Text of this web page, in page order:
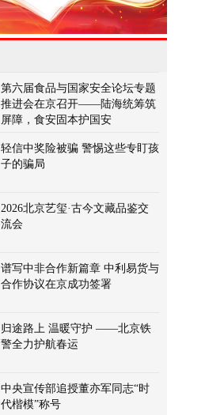
第六届食品与国家安全论坛专题
推进会在京召开——陆海统筹筑
屏障，食安固本护国安
轻信中奖险被骗 警惕这些专盯孩
子的骗局
2026北京艺玺·古今文藏品鉴交
流会
谱写中非合作新篇章 中利易货与
合作协议在京成功签署
归途路上 温暖守护 ——北京铁
警全力护航春运
中央宣传部追授董亦军同志“时
代楷模”称号